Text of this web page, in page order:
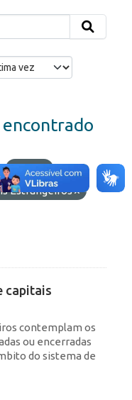
JSON
Estrangeiros
capitais
contemplam os
ou encerradas
do sistema de